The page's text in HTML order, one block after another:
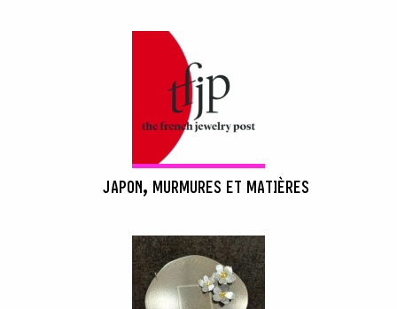
JAPON, MURMURES ET MATIÈRES